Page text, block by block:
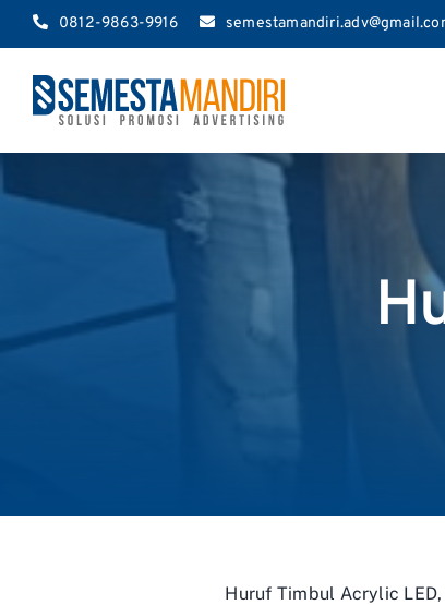
Skip
0812-9863-9916
Huruf Timbul Acrylic